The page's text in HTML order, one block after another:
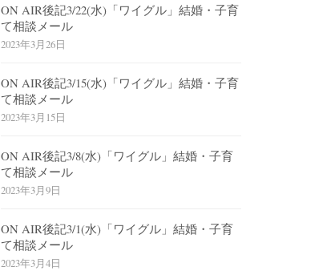
ON AIR後記3/22(水)「ワイグル」結婚・子育
て相談メール
2023年3月26日
ON AIR後記3/15(水)「ワイグル」結婚・子育
て相談メール
2023年3月15日
ON AIR後記3/8(水)「ワイグル」結婚・子育
て相談メール
2023年3月9日
ON AIR後記3/1(水)「ワイグル」結婚・子育
て相談メール
2023年3月4日